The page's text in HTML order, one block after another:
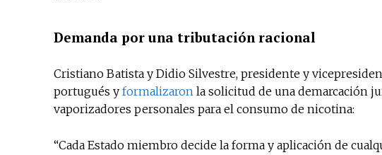
Demanda por una tributación racional
Cristiano Batista y Didio Silvestre, presidente y
portugués y formalizaron la solicitud de una demarcación
vaporizadores personales para el consumo de nicotina:
“Cada Estado miembro decide la forma y aplicación de